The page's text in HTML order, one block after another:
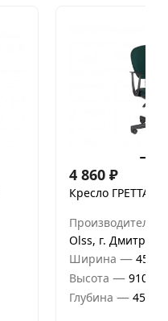
4 860 ₽
Кресло ГРЕТТА
Производитель
Olss, г. Дмитров
Ширина — 450
Высота — 910 мм
Глубина — 450